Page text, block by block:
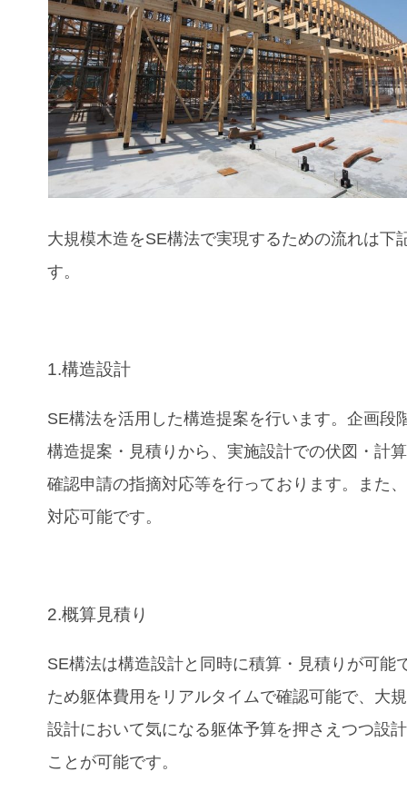
大規模木造をSE構法で実現するための流れは下
す。
1.構造設計
SE構法を活用した構造提案を行います。企画段
構造提案・見積りから、実施設計での伏図・計
確認申請の指摘対応等を行っております。また
対応可能です。
2.概算見積り
SE構法は構造設計と同時に積算・見積りが可能
ため躯体費用をリアルタイムで確認可能で、大
設計において気になる躯体予算を押さえつつ設
ことが可能です。